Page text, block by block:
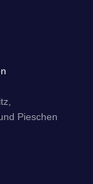
Pieschen